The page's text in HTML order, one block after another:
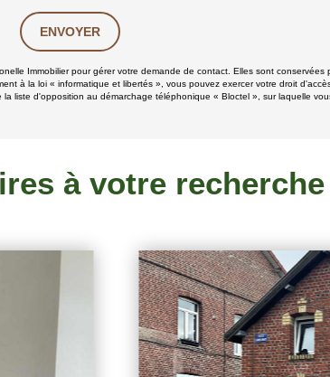
ENVOYER
Immobilier pour gérer votre demande de contact. Elles sont
à la loi « informatique et libertés », vous pouvez exercer votre droit
liste d'opposition au démarchage téléphonique « Bloctel », sur laquelle
à votre recherche